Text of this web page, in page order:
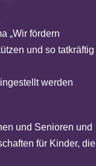
„Wir fördern
und so tatkräftig
werden
und Senioren und
für Kinder, die